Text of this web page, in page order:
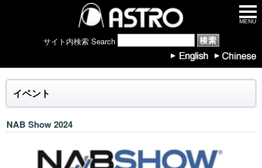
サイト内検索 Search
MENU
イベント
NAB Show 2024